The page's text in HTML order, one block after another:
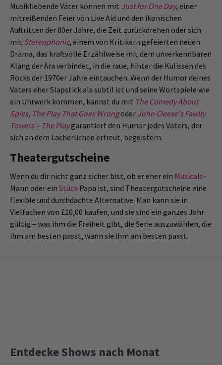
Musikliebende Väter können mit Just for One Day, einer
mitreißenden Feier von Live Aid und den ikonischen
Auftritten der 80er Jahre, die Zeit zurückdrehen oder sich
mit Stereophonic, einem von Kritikern gefeierten neuen
Drama, das kraftvolle Erzählweise mit dem unverkennbaren
Klang der Ära verbindet, in die raue, hinter die Kulissen des
Rocks der 1970er Jahre eintauchen. Wenn der Humor deines
Vaters eher Slapstick als subtil ist und seine Wortspiele wie
ein Uhrwerk kommen, kannst du mit The Comedy About
Spies, The Play That Goes Wrongoder John Cleese's Fawlty
Towers – The Playgarantiert den Humor jedes Vaters, der
sich an dem Lächerlichen erfreut, begeistern.
Theatergutscheine
Wenn du dir nicht ganz sicher bist, ob er eher ein Musicals-
Mann oder ein Stück Papa ist, sind Theatergutscheine eine
flexible und durchdachte Alternative. Man kann sie in
Vielfachen von £10,00 kaufen, und sie sind ein ganzes Jahr
gültig – was ihm die Freiheit gibt, die Serie auszuwählen, die
ihm am besten passt, wann sie ihm am besten passt.
Entdecke Shows nach Monat